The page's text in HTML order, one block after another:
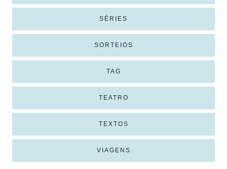
SÉRIES
SORTEIOS
TAG
TEATRO
TEXTOS
VIAGENS